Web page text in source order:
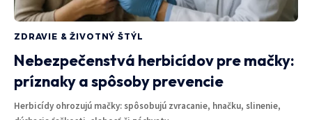
ZDRAVIE & ŽIVOTNÝ ŠTÝL
Nebezpečenstvá herbicídov pre mačky:
príznaky a spôsoby prevencie
Herbicídy ohrozujú mačky: spôsobujú zvracanie, hnačku, slinenie,